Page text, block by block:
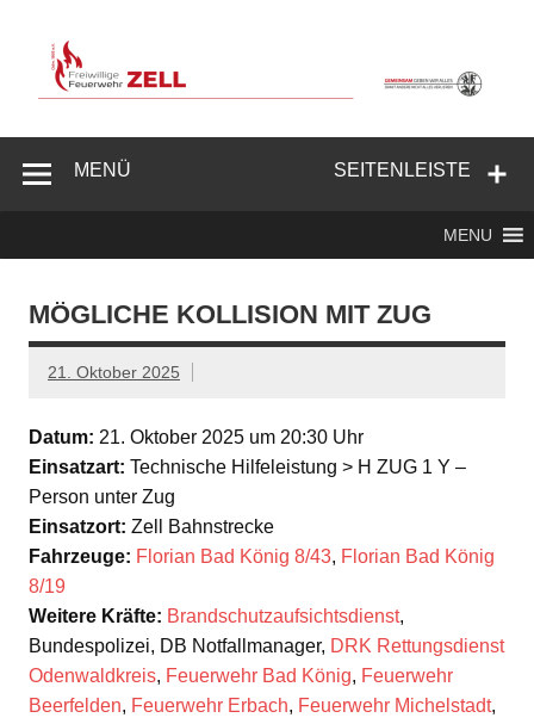
springen
Feuerwehr
SEITENLEISTE
MENÜ
MENU
MÖGLICHE KOLLISION MIT ZUG
21. Oktober 2025
Datum: 21. Oktober 2025 um 20:30 Uhr
Einsatzart: Technische Hilfeleistung > H ZUG 1 Y –
Person unter Zug
Einsatzort: Zell Bahnstrecke
Fahrzeuge: Florian Bad König 8/43, Florian Bad König
8/19
Weitere Kräfte: Brandschutzaufsichtsdienst,
Bundespolizei, DB Notfallmanager, DRK Rettungsdienst
Odenwaldkreis, Feuerwehr Bad König, Feuerwehr
Beerfelden, Feuerwehr Erbach, Feuerwehr Michelstadt,